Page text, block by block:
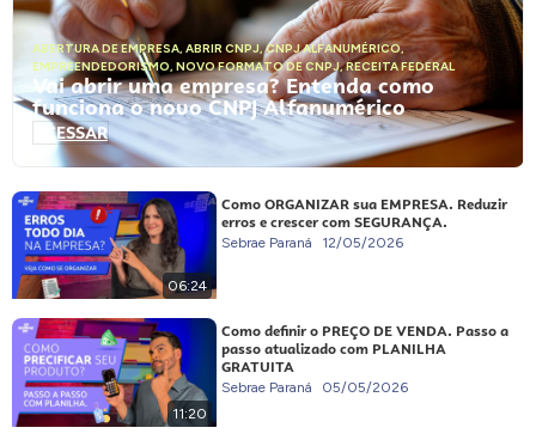
ABERTURA DE EMPRESA, ABRIR CNPJ,CNPJ ALFANUMÉRICO,
EMPREENDEDORISMO, NOVO FORMATO DE CNPJ,RECEITA FEDERAL
Vai abrir uma empresa? Entenda como
funciona o novo CNPJ Alfanumérico
ACESSAR
06:24
Como ORGANIZAR sua EMPRESA. Reduzir
erros e crescer com SEGURANÇA.
Sebrae Paraná 12/05/2026
11:20
Como definir o PREÇO DE VENDA. Passo a
passo atualizado com PLANILHA
GRATUITA
Sebrae Paraná 05/05/2026